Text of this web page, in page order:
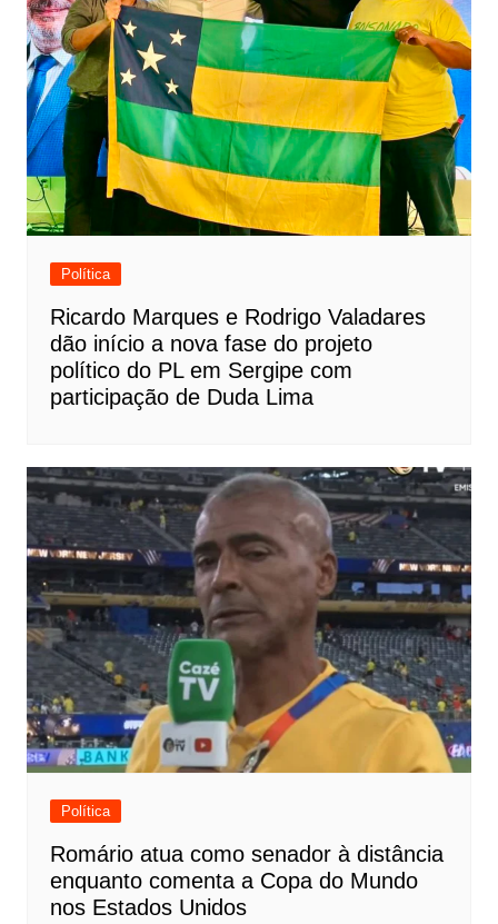
Política
Ricardo Marques e Rodrigo Valadares
dão início a nova fase do projeto
político do PL em Sergipe com
participação de Duda Lima
Política
Romário atua como senador à distância
enquanto comenta a Copa do Mundo
nos Estados Unidos